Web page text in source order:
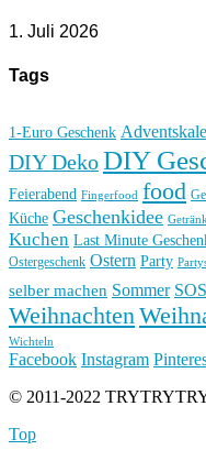
1. Juli 2026
Tags
1-Euro Geschenk
DIY DekoDIY
Feierabend Fingerfood food
Küche Geschenkidee Getränk
Kuchen Last Minute
Ostergeschenk Ostern Party
selber machen Sommer
Weihnachten
Wichteln
Facebook Instagram
© 2011-2022
Top